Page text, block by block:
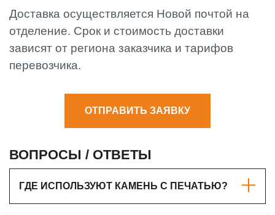
Доставка осуществляется Новой почтой на
отделение. Срок и стоимость доставки
зависят от региона заказчика и тарифов
перевозчика.
ОТПРАВИТЬ ЗАЯВКУ
ВОПРОСЫ / ОТВЕТЫ
ГДЕ ИСПОЛЬЗУЮТ КАМЕНЬ С ПЕЧАТЬЮ?